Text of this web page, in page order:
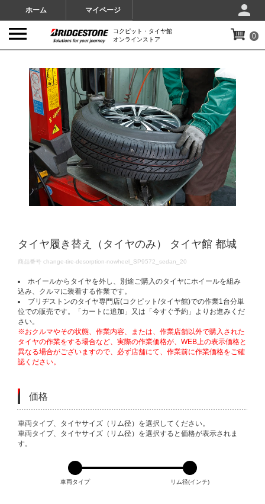
ホーム マイページ
コクピット・タイヤ館
オンラインストア
0
タイヤ履き替え（タイヤのみ） タイヤ館 都城
DETAILS
商品番号 change-tire-desorption-nowheel_SP9572_sedan_20
ホイールからタイヤを外し、別途ご購入のタイヤにホイールを組み
込み、クルマに装着する作業です。
ブリヂストンのタイヤ専門店(コクピット/タイヤ館)での作業1台分単
位での販売です。「カートに追加」又は「今すぐ予約」よりお進みくだ
さい。
※おクルマやその状態、作業内容、または、作業店舗以外で購入された
タイヤの作業をする場合など、実際の作業価格が、WEB上の表示価格と
異なる場合がございますので、必ず店舗にて、作業前に作業価格をご確
認ください。
価格
VARIATIONS
車両タイプ、タイヤサイズ（リム径）を選択してください。
車両タイプ、タイヤサイズ（リム径）を選択すると価格が表示されま
す。
車両タイプ リム径(インチ)